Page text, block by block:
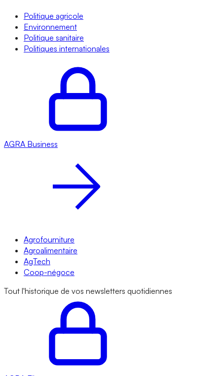
Politique agricole
Environnement
Politique sanitaire
Politiques internationales
AGRA Business
Agrofourniture
Agroalimentaire
AgTech
Coop-négoce
Tout l'historique de vos newsletters quotidiennes